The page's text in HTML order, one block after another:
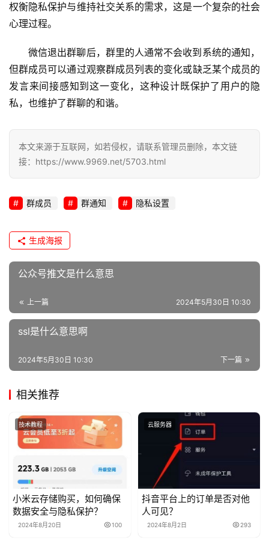
l
u
x
运
维
权衡隐私保护与维持社交关系的需求，这是一个复杂的社会
心理过程。
微信退出群聊后，群里的人通常不会收到系统的通知，
但群成员可以通过观察群成员列表的变化或缺乏某个成员的
发言来间接感知到这一变化，这种设计既保护了用户的隐
私，也维护了群聊的和谐。
本文来源于互联网，如若侵权，请联系管理员删除，本文链
接：https://www.9969.net/5703.html
群成员 群通知 隐私设置
生成海报
公众号推文是什么意思
上一篇 2024年5月30日 10:30
ssl是什么意思啊
下一篇
2024年5月30日 10:30
相关推荐
技术教程
小米云存储购买，如何确保
数据安全与隐私保护？
2024年8月20日 100
云服务器
抖音平台上的订单是否对他
人可见？
2024年8月2日 293